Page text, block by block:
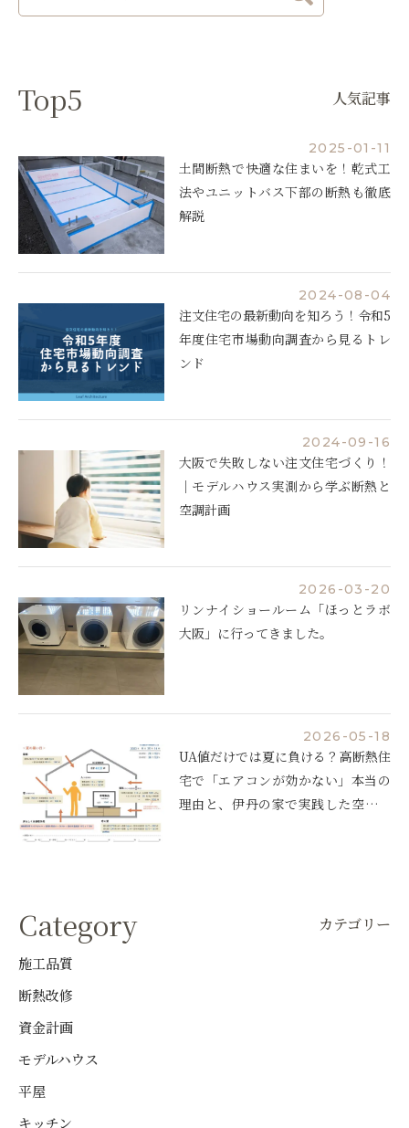
Top5 人気記事
2025-01-11
土間断熱で快適な住まいを！乾式工
法やユニットバス下部の断熱も徹底
解説
2024-08-04
注文住宅の最新動向を知ろう！令和5
年度住宅市場動向調査から見るトレ
ンド
2024-09-16
大阪で失敗しない注文住宅づくり！
｜モデルハウス実測から学ぶ断熱と
空調計画
2026-03-20
リンナイショールーム「ほっとラボ
大阪」に行ってきました。
2026-05-18
UA値だけでは夏に負ける？高断熱住
宅で「エアコンが効かない」本当の
理由と、伊丹の家で実践した空調設
Category カテゴリー
施工品質
断熱改修
資金計画
モデルハウス
平屋
キッチン